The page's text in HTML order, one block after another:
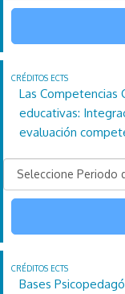
110
Las Competencias
educativas:
evaluación
110
Bases